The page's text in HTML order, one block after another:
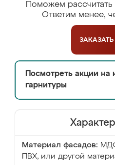
Поможем рассчитать
Ответим менее,
ЗАКАЗАТЬ
Посмотреть акции на
гарнитуры
Материал фасадов:
ПВХ, или другой